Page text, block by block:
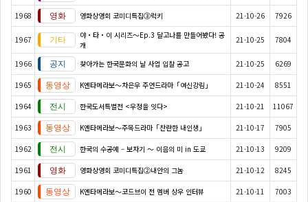
1968 영화상영회 코미디특집③럭키 21-10-26 7926
1967
야・타・이 시리즈〜Ep.3 달고나를 만들어봤다! 공
개
21-10-25 7804
1966 찾아가는 한국문화의 날 사업 입찰 공고 21-10-25 6269
1965 K엔타메라보～차은우 주연드라마「여신강림」 21-10-24 8551
1964 한국도서특별전 <우정을 잇다> 21-10-21 11067
1963 K엔타메라보～주목드라마「찬란한 내인생」 21-10-17 7905
1962 한국의 수공예 – 보자기 ～ 이음의 미 in 도쿄 21-10-13 9209
1961 영화상영회 코미디특집②내안의 그놈 21-10-12 8245
1960 K엔타메라보～코드브이 전 멤버 상우 인터뷰 21-10-11 7003